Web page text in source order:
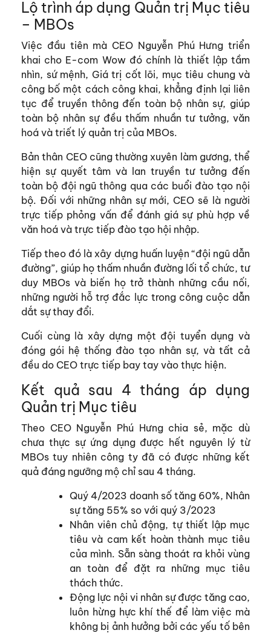
Lộ trình áp dụng Quản trị Mục tiêu
– MBOs
Việc đầu tiên mà CEO Nguyễn Phú Hưng triển
khai cho E-com Wow đó chính là thiết lập tầm
nhìn, sứ mệnh, Giá trị cốt lõi, mục tiêu chung và
công bố một cách công khai, khẳng định lại liên
tục để truyền thông đến toàn bộ nhân sự, giúp
toàn bộ nhân sự đều thấm nhuần tư tưởng, văn
hoá và triết lý quản trị của MBOs.
Bản thân CEO cũng thường xuyên làm gương, thể
hiện sự quyết tâm và lan truyền tư tưởng đến
toàn bộ đội ngũ thông qua các buổi đào tạo nội
bộ. Đối với những nhân sự mới, CEO sẽ là người
trực tiếp phỏng vấn để đánh giá sự phù hợp về
văn hoá và trực tiếp đào tạo hội nhập.
Tiếp theo đó là xây dựng huấn luyện “đội ngũ dẫn
đường”, giúp họ thấm nhuần đường lối tổ chức, tư
duy MBOs và biến họ trở thành những cầu nối,
những người hỗ trợ đắc lực trong công cuộc dẫn
dắt sự thay đổi.
Cuối cùng là xây dựng một đội tuyển dụng và
đóng gói hệ thống đào tạo nhân sự, và tất cả
đều do CEO trực tiếp bay tay vào thực hiện.
Kết quả sau 4 tháng áp dụng
Quản trị Mục tiêu
Theo CEO Nguyễn Phú Hưng chia sẻ, mặc dù
chưa thực sự ứng dụng được hết nguyên lý từ
MBOs tuy nhiên công ty đã có được những kết
quả đáng ngưỡng mộ chỉ sau 4 tháng.
Quý 4/2023 doanh số tăng 60%, Nhân
sự tăng 55% so với quý 3/2023
Nhân viên chủ động, tự thiết lập mục
tiêu và cam kết hoàn thành mục tiêu
của mình. Sẵn sàng thoát ra khỏi vùng
an toàn để đặt ra những mục tiêu
thách thức.
Động lực nội vi nhân sự được tăng cao,
luôn hừng hực khí thế để làm việc mà
không bị ảnh hưởng bởi các yếu tố bên